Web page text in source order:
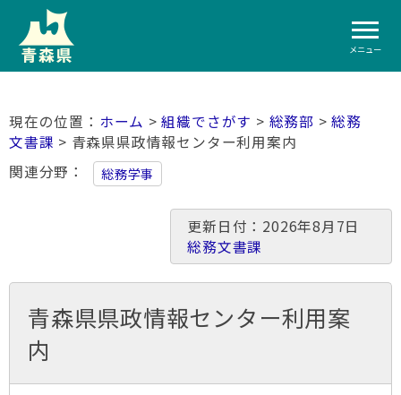
メニュー
ホーム >組織でさがす > 総務部 >総務
文書課 > 青森県県政情報センター利用案内
関連分野
総務学事
更新日付：2026年8月7日
総務文書課
青森県県政情報センター利用案
内